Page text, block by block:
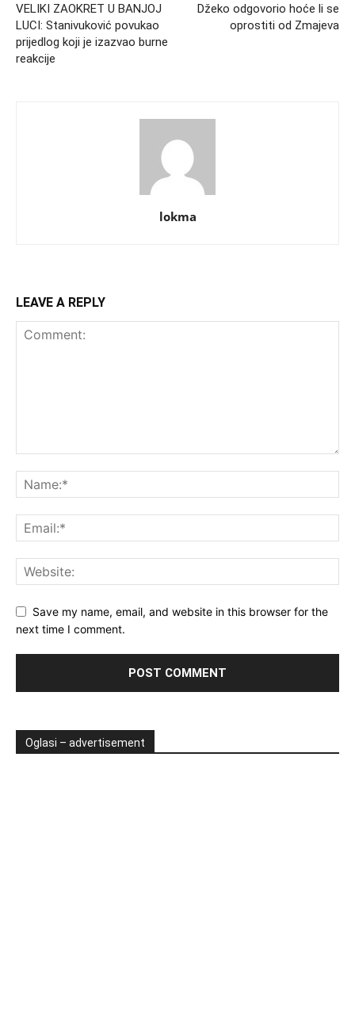
VELIKI ZAOKRET U BANJOJ
LUCI: Stanivuković povukao
prijedlog koji je izazvao burne
reakcije
Džeko odgovorio hoće li se
oprostiti od Zmajeva
lokma
LEAVE A REPLY
Save my name, email, and website in this browser for the
next time I comment.
Oglasi – advertisement